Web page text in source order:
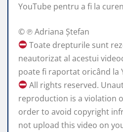
YouTube pentru a fi la
© ℗ Adriana Ștefan
Toate drepturile sunt
neautorizat al acestui
poate fi raportat oricând la
All rights reserved.
reproduction is a violation
order to avoid copyright
not upload this video on